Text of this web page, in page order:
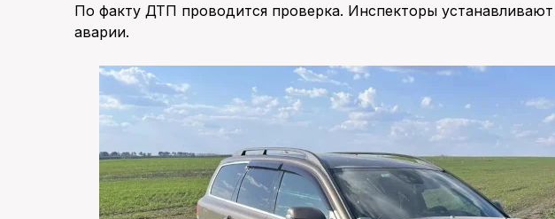
По факту ДТП проводится проверка. Инспекторы устанавливают
аварии.